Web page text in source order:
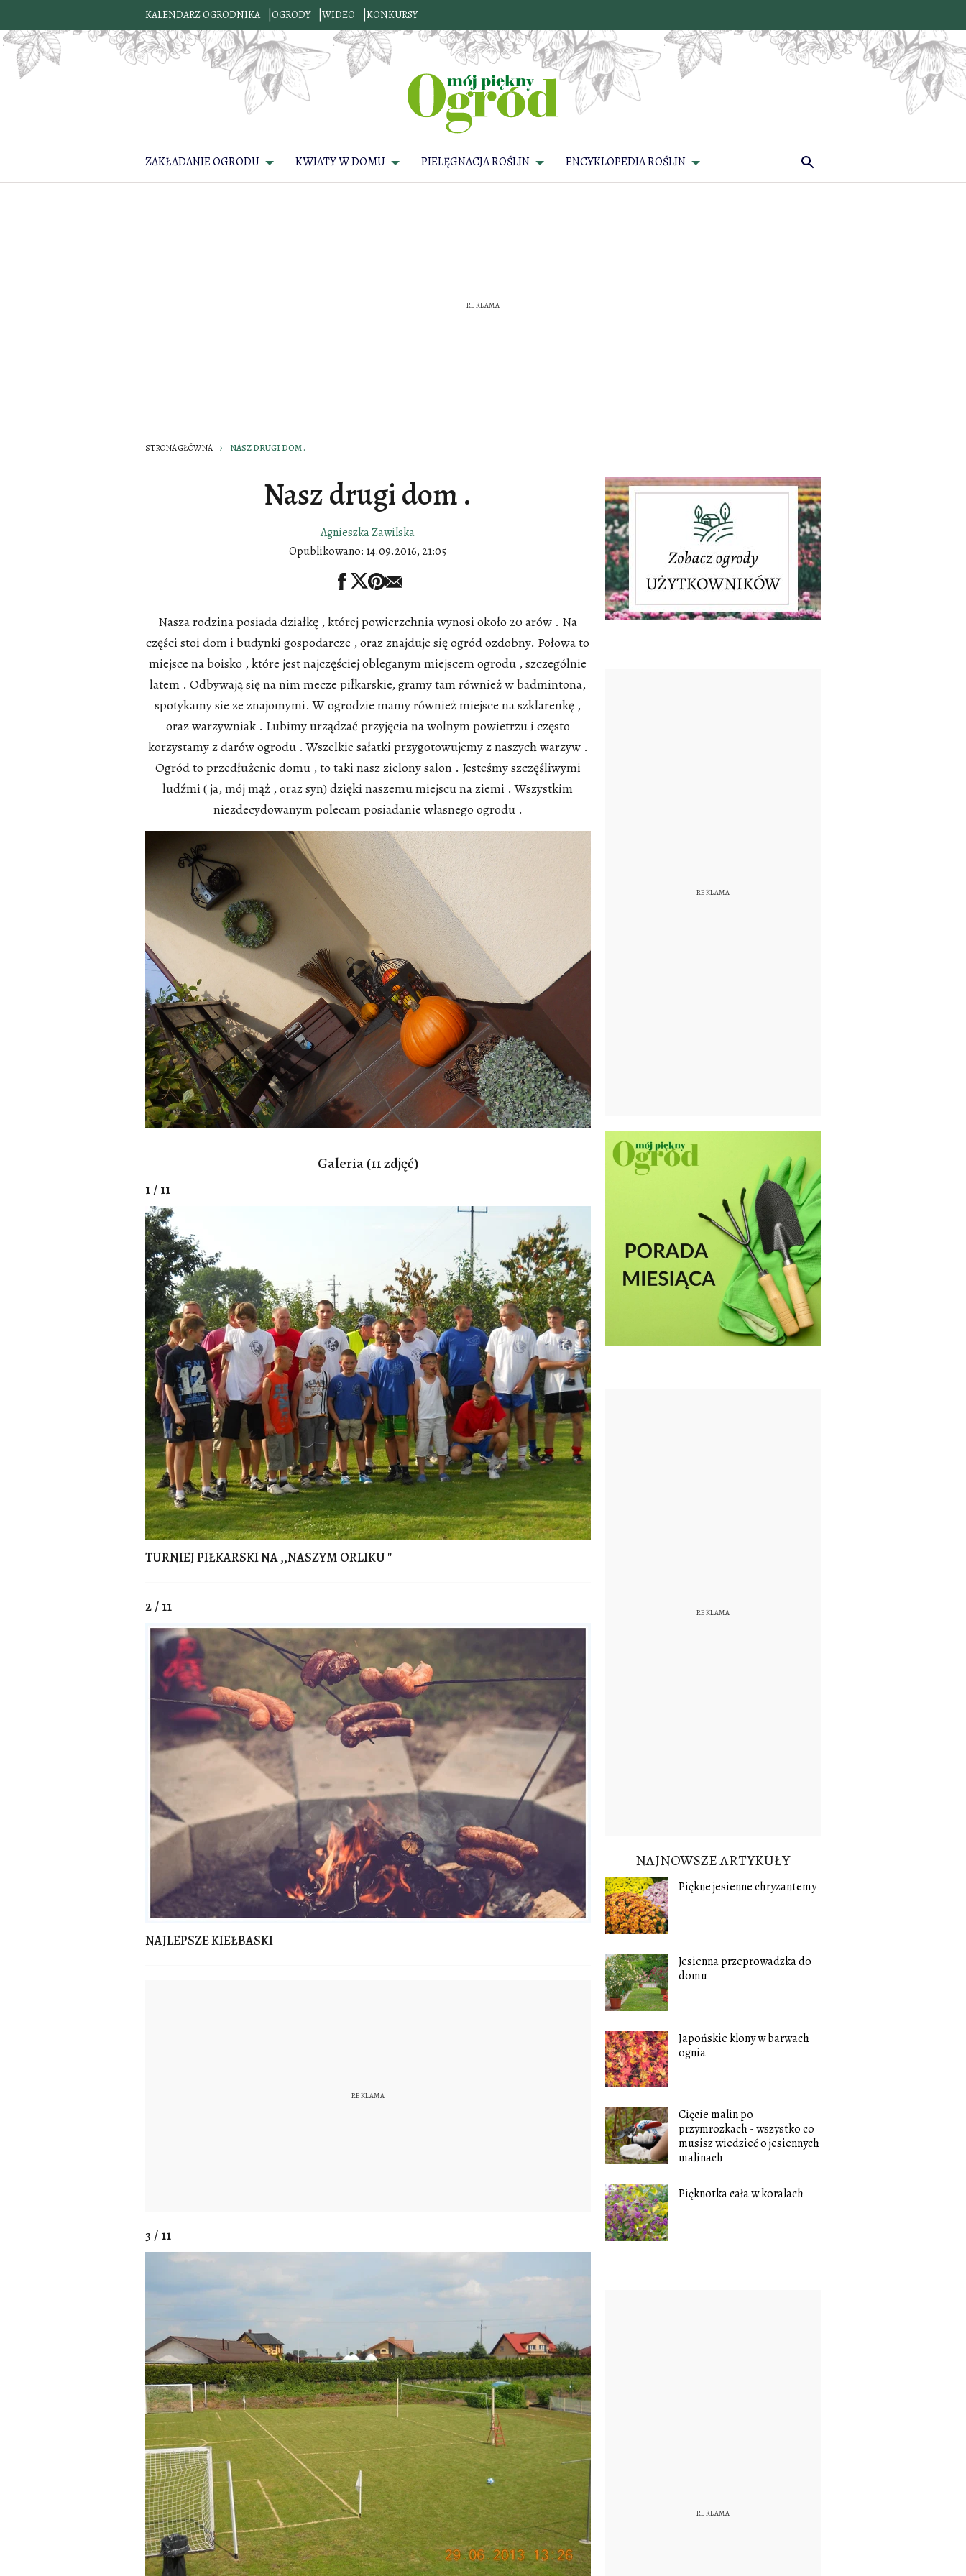
KALENDARZ OGRODNIKA OGRODY WIDEO KONKURSY
ZAKŁADANIE OGRODU KWIATY W DOMU PIELĘGNACJA ROŚLIN ENCYKLOPEDIA ROŚLIN
STRONA GŁÓWNA NASZ DRUGI DOM .
Nasz drugi dom .
Agnieszka Zawilska
Opublikowano: 14.09.2016, 21:05
Nasza rodzina posiada działkę , której powierzchnia wynosi około 20 arów . Na
części stoi dom i budynki gospodarcze , oraz znajduje się ogród ozdobny. Połowa to
miejsce na boisko , które jest najczęściej obleganym miejscem ogrodu , szczególnie
latem . Odbywają się na nim mecze piłkarskie, gramy tam również w badmintona,
spotykamy sie ze znajomymi. W ogrodzie mamy również miejsce na szklarenkę ,
oraz warzywniak . Lubimy urządzać przyjęcia na wolnym powietrzu i często
korzystamy z darów ogrodu . Wszelkie sałatki przygotowujemy z naszych warzyw .
Ogród to przedłużenie domu , to taki nasz zielony salon . Jesteśmy szczęśliwymi
ludźmi ( ja, mój mąż , oraz syn) dzięki naszemu miejscu na ziemi . Wszystkim
niezdecydowanym polecam posiadanie własnego ogrodu .
Galeria (11 zdjęć)
1 / 11
TURNIEJ PIŁKARSKI NA ,,NASZYM ORLIKU ''
2 / 11
NAJLEPSZE KIEŁBASKI
3 / 11
NAJNOWSZE ARTYKUŁY
Piękne jesienne chryzantemy
Jesienna przeprowadzka do
domu
Japońskie klony w barwach
ognia
Cięcie malin po
przymrozkach - wszystko co
musisz wiedzieć o jesiennych
malinach
Pięknotka cała w koralach